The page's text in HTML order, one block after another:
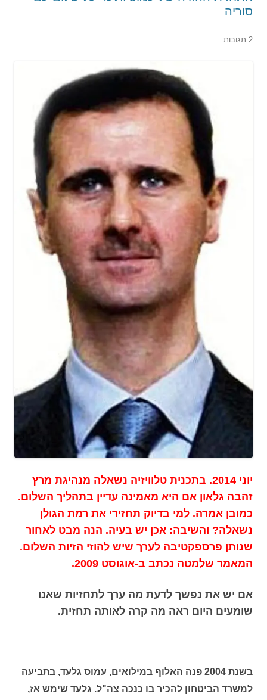
סוריה
2 תגובות
יוני 2014. בתכנית טלוויזיה נשאלה מנהיגת מרץ
זהבה גלאון אם היא מאמינה עדיין בתהליך השלום.
כמובן אמרה. למי בדיוק תחזירי את רמת הגולן
נשאלה? והשיבה: אכן יש בעיה. הנה מבט לאחור
שנותן פרספקטיבה לערך שיש להוזי הזיות השלום.
המאמר שלמטה נכתב ב-אוגוסט 2009.
אם יש את נפשך לדעת מה ערך לתחזיות שאנו
שומעים היום ראה מה קרה לאותה תחזית.
בשנת 2004 פנה האלוף במילואים, עמוס גלעד, בתביעה
למשרד הביטחון להכיר בו כנכה צה"ל. גלעד שימש אז,